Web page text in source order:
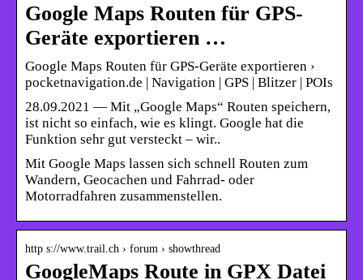
Google Maps Routen für GPS-
Geräte exportieren …
Google Maps Routen für GPS-Geräte exportieren ›
pocketnavigation.de | Navigation | GPS | Blitzer | POIs
28.09.2021 — Mit „Google Maps“ Routen speichern,
ist nicht so einfach, wie es klingt. Google hat die
Funktion sehr gut versteckt – wir..
Mit Google Maps lassen sich schnell Routen zum
Wandern, Geocachen und Fahrrad- oder
Motorradfahren zusammenstellen.
http s://www.trail.ch › forum › showthread
GoogleMaps Route in GPX Datei